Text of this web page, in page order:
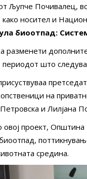
Љупче Почивалец,
како носител и
биоотпад:
разменети
периодот што
на
и Лилјана
овој проект,
средина.